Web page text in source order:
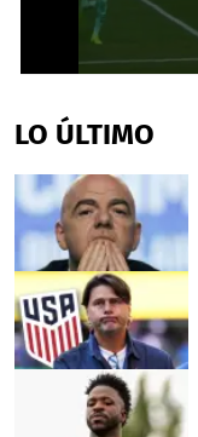
of
34
LO ÚLTIMO